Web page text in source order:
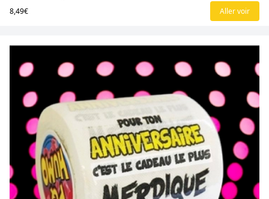
8,49€ Aller voir